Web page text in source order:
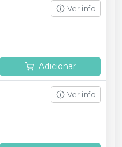
Ver info
Adicionar
Ver info